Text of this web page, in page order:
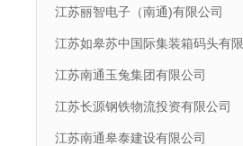
江苏丽智电子（南通)有限公司
江苏如皋苏中国际集装箱码头有
江苏南通玉兔集团有限公司
江苏长源钢铁物流投资有限公司
江苏南通皋泰建设有限公司